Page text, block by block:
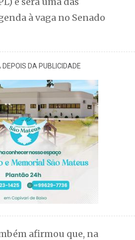
à vaga no Senado
DEPOIS DA PUBLICIDADE
afirmou que, na